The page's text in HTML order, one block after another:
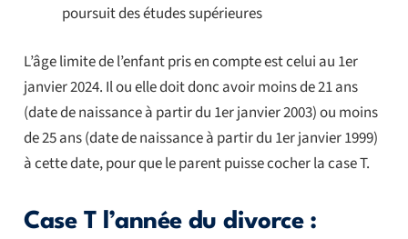
poursuit des études supérieures
L’âge limite de l’enfant pris en compte est celui au 1er
janvier 2024. Il ou elle doit donc avoir moins de 21 ans
(date de naissance à partir du 1er janvier 2003) ou moins
de 25 ans (date de naissance à partir du 1er janvier 1999)
à cette date, pour que le parent puisse cocher la case T.
Case T l’année du divorce :